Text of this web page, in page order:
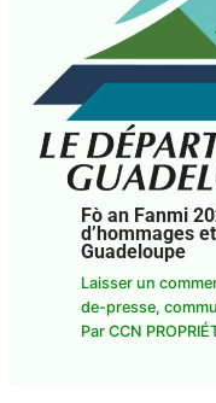
Fò an Fanmi
d’hommages
Guadeloupe
Laisser un
de-presse,
Par CCN